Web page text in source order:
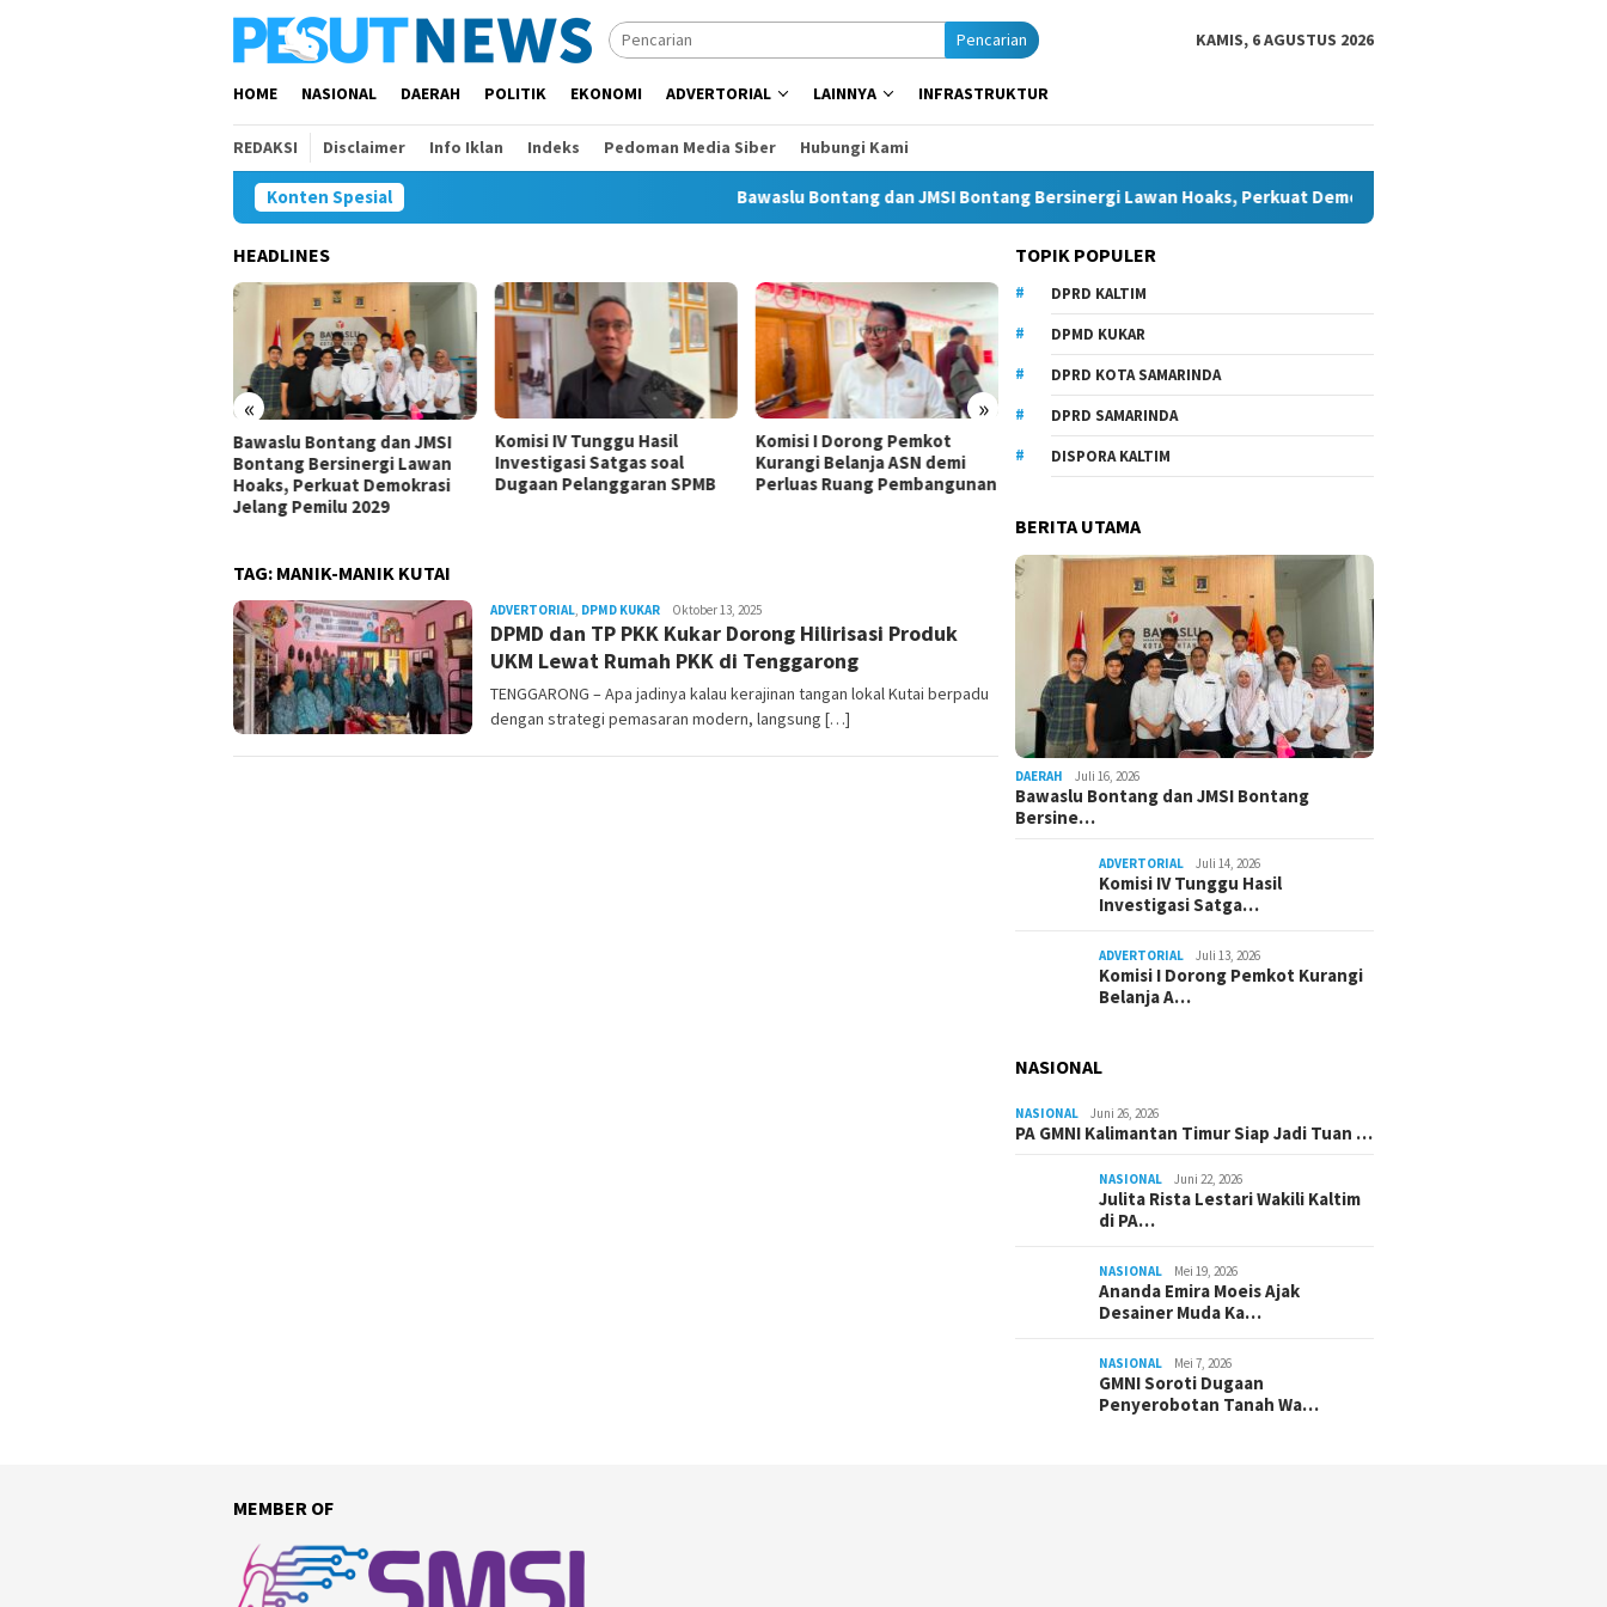
Pencarian KAMIS, 6 AGUSTUS 2026
HOME NASIONAL DAERAH POLITIK EKONOMI ADVERTORIAL LAINNYA INFRASTRUKTUR
REDAKSI Disclaimer Info Iklan Indeks Pedoman Media Siber Hubungi Kami
Konten Spesial Bawaslu Bontang dan JMSI Bontang Bersinergi Lawan Hoaks, Perkuat Demokrasi Jelang Pemilu 2029
HEADLINES
« »
Bawaslu Bontang dan JMSI
Bontang Bersinergi Lawan
Hoaks, Perkuat Demokrasi
Jelang Pemilu 2029
Komisi IV Tunggu Hasil
Investigasi Satgas soal
Dugaan Pelanggaran SPMB
Komisi I Dorong Pemkot
Kurangi Belanja ASN demi
Perluas Ruang Pembangunan
Beasiswa Daerah Belum Ada,
Anhar Minta Pemkot
Samarinda Beri Perhatian
6.000 Anak Belum dan Putus
IV Minta Penanganan
TAG: MANIK-MANIK KUTAI
ADVERTORIAL, DPMD KUKAR Admin
Pesut
Oktober 13, 2025
DPMD dan TP PKK Kukar Dorong Hilirisasi Produk
UKM Lewat Rumah PKK di Tenggarong
TENGGARONG – Apa jadinya kalau kerajinan tangan lokal Kutai berpadu
dengan strategi pemasaran modern, langsung […]
TOPIK POPULER
DPRD KALTIM
DPMD KUKAR
DPRD KOTA SAMARINDA
DPRD SAMARINDA
DISPORA KALTIM
BERITA UTAMA
DAERAH Juli 16, 2026
Bawaslu Bontang dan JMSI Bontang
Bersine…
ADVERTORIAL Juli 14, 2026
Komisi IV Tunggu Hasil
Investigasi Satga…
ADVERTORIAL Juli 13, 2026
Komisi I Dorong Pemkot Kurangi
Belanja A…
NASIONAL
NASIONAL Juni 26, 2026
PA GMNI Kalimantan Timur Siap Jadi Tuan …
NASIONAL Juni 22, 2026
Julita Rista Lestari Wakili Kaltim
di PA…
NASIONAL Mei 19, 2026
Ananda Emira Moeis Ajak
Desainer Muda Ka…
NASIONAL Mei 7, 2026
GMNI Soroti Dugaan
Penyerobotan Tanah Wa…
MEMBER OF